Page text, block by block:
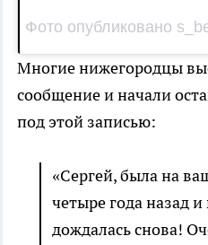
Многие нижегородцы
сообщение и начали
под этой записью:
«Сергей, была на
четыре года назад
дождалась снова!